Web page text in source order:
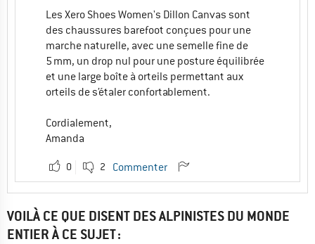
Les Xero Shoes Women's Dillon Canvas sont
des chaussures barefoot conçues pour une
marche naturelle, avec une semelle fine de
5 mm, un drop nul pour une posture équilibrée
et une large boîte à orteils permettant aux
orteils de s’étaler confortablement.
Cordialement,
Amanda
0 2 Commenter
VOILÀ CE QUE DISENT DES ALPINISTES DU MONDE
ENTIER À CE SUJET :